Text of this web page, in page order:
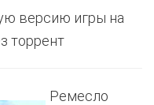
версию игры на
торрент
Ремесло